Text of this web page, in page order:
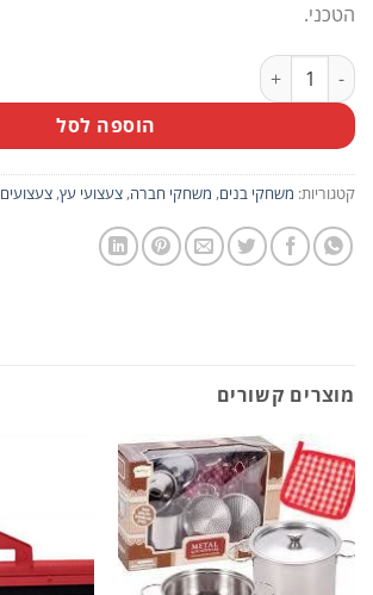
הטכני.
כמות של קפלה ענק 200 יח’
הוספה לסל
קטגוריות: משחקי בנים, משחקי חברה, צעצועי עץ, צעצועים
מוצרים קשורים